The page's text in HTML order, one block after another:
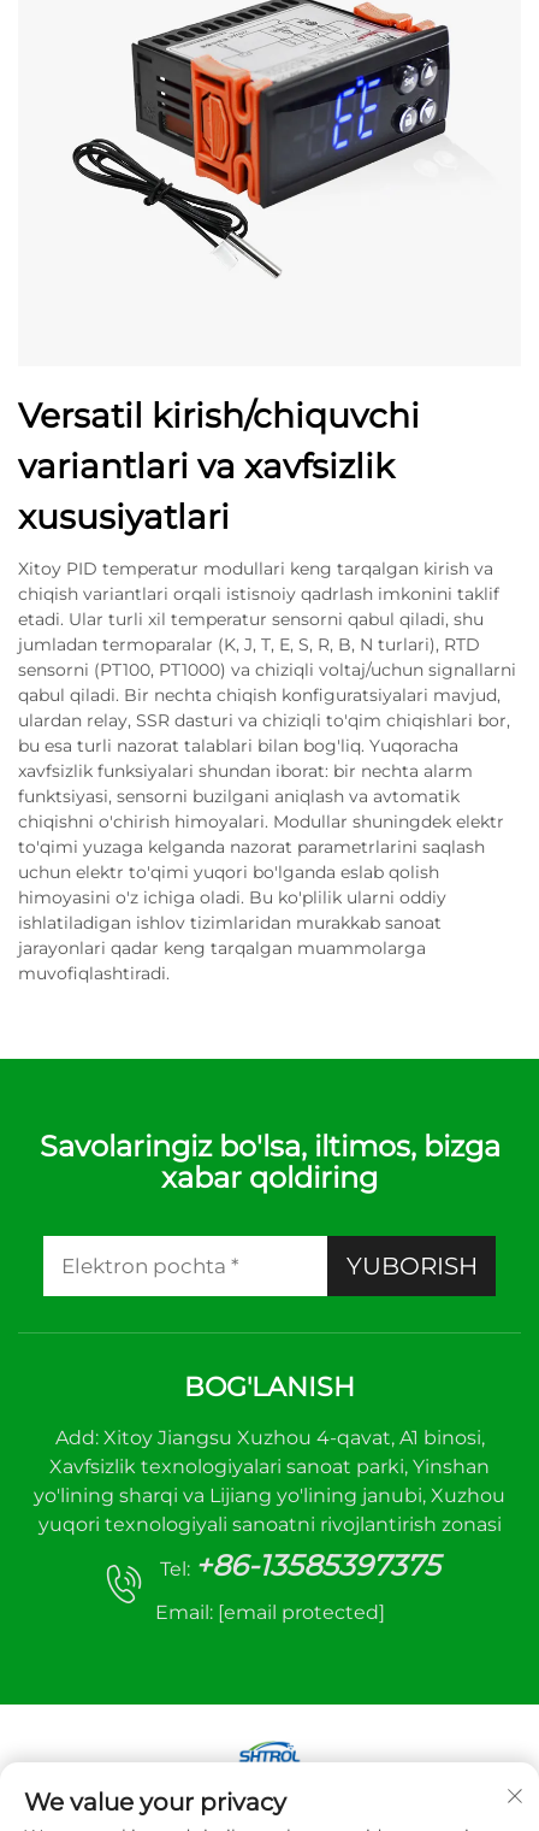
Versatil kirish/chiquvchi
variantlari va xavfsizlik
xususiyatlari
Xitoy PID temperatur modullari keng tarqalgan kirish va
chiqish variantlari orqali istisnoiy qadrlash imkonini taklif
etadi. Ular turli xil temperatur sensorni qabul qiladi, shu
jumladan termoparalar (K, J, T, E, S, R, B, N turlari), RTD
sensorni (PT100, PT1000) va chiziqli voltaj/uchun signallarni
qabul qiladi. Bir nechta chiqish konfiguratsiyalari mavjud,
ulardan relay, SSR dasturi va chiziqli to'qim chiqishlari bor,
bu esa turli nazorat talablari bilan bog'liq. Yuqoracha
xavfsizlik funksiyalari shundan iborat: bir nechta alarm
funktsiyasi, sensorni buzilgani aniqlash va avtomatik
chiqishni o'chirish himoyalari. Modullar shuningdek elektr
to'qimi yuzaga kelganda nazorat parametrlarini saqlash
uchun elektr to'qimi yuqori bo'lganda eslab qolish
himoyasini o'z ichiga oladi. Bu ko'plilik ularni oddiy
ishlatiladigan ishlov tizimlaridan murakkab sanoat
jarayonlari qadar keng tarqalgan muammolarga
muvofiqlashtiradi.
Savolaringiz bo'lsa, iltimos, bizga
xabar qoldiring
YUBORISH
BOG'LANISH
Add: Xitoy Jiangsu Xuzhou 4-qavat, A1 binosi,
Xavfsizlik texnologiyalari sanoat parki, Yinshan
yo'lining sharqi va Lijiang yo'lining janubi, Xuzhou
yuqori texnologiyali sanoatni rivojlantirish zonasi
Tel: +86-13585397375
Email: [email protected]
Mualliflik huquqi © 2025 Xuzhou sanhe avtomatik
We value your privacy